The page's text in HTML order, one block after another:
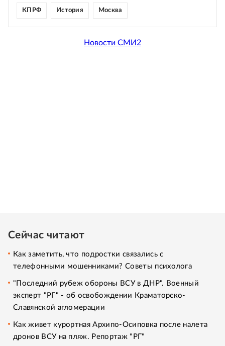
КПРФ История Москва
Новости СМИ2
Сейчас читают
Как заметить, что подростки связались с
телефонными мошенниками? Советы психолога
"Последний рубеж обороны ВСУ в ДНР". Военный
эксперт "РГ" - об освобождении Краматорско-
Славянской агломерации
Как живет курортная Архипо-Осиповка после налета
дронов ВСУ на пляж. Репортаж "РГ"